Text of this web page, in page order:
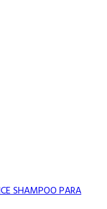
SHAMPOO PARA